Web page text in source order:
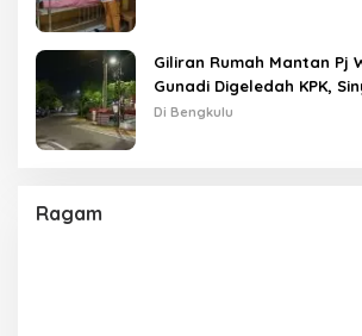
Giliran Rumah Mantan Pj
Gunadi Digeledah KPK,
Meluas
Di Bengkulu
Ragam